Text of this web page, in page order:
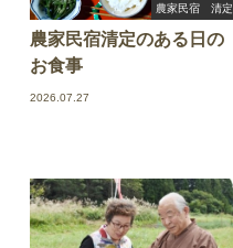
農家民宿 清定
農家民宿清定のある日の
お食事
2026.07.27